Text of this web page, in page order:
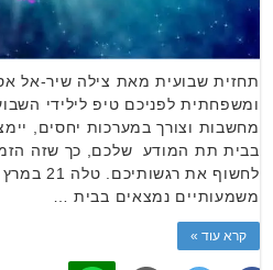
תחזית שבועית מאת צילה שיר-אל
ומשפחתית לפניכם טיפ לילידי
מחשבות וצורך במערכות יחסים,
בבית תת המודע שלכם, כך שזה
משמעותיים נמצאים בבית …
קרא עוד »